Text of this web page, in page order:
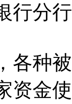
行分
种被
资金